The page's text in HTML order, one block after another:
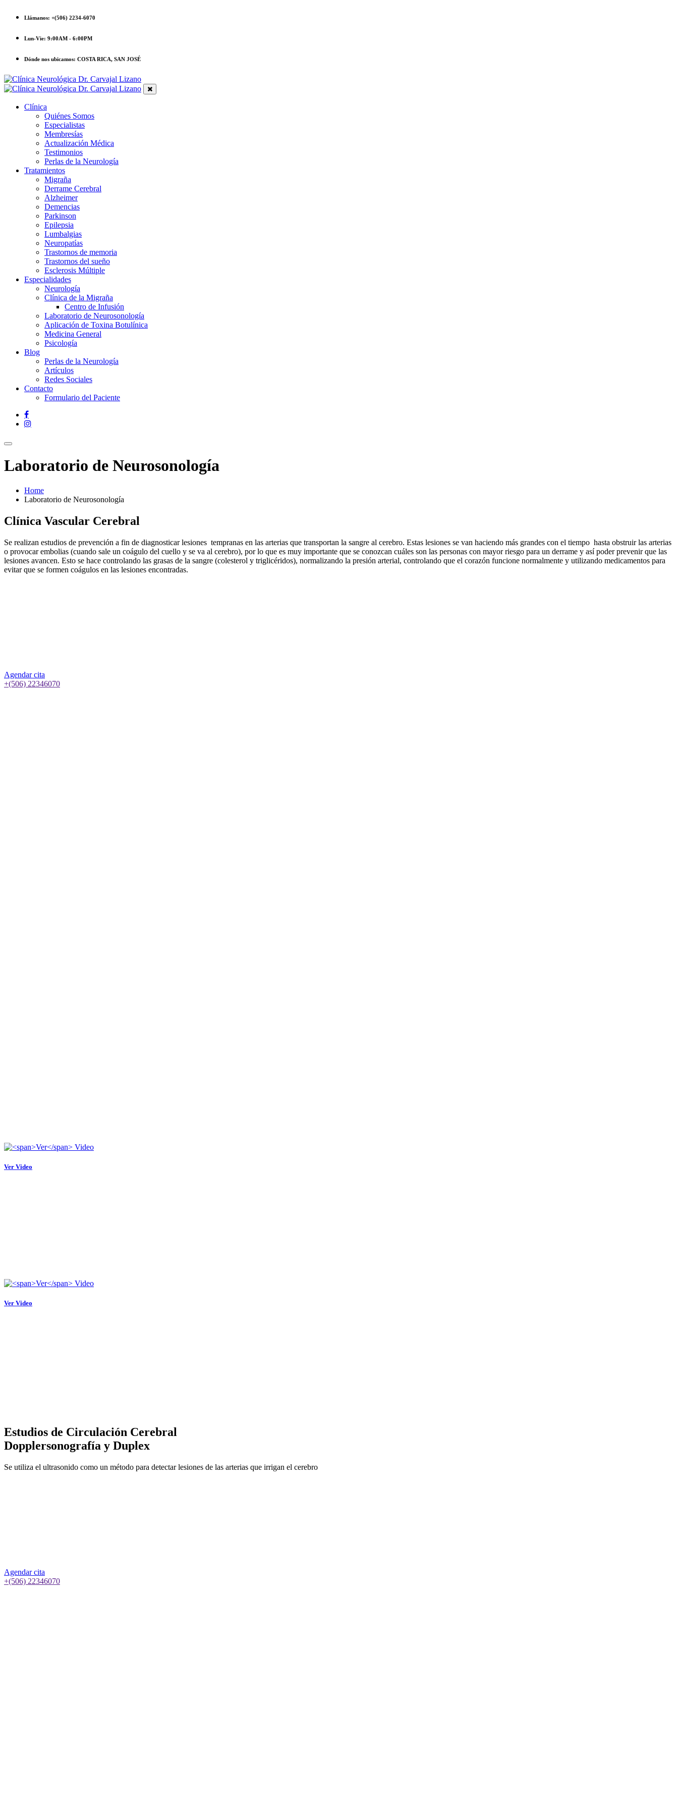
Llámanos: +(506) 2234-6070
Lun-Vie: 9:00AM - 6:00PM
Dónde nos ubicamos: COSTA RICA, SAN JOSÉ
Clínica
Quiénes Somos
Especialistas
Membresías
Actualización Médica
Testimonios
Perlas de la Neurología
Tratamientos
Migraña
Derrame Cerebral
Alzheimer
Demencias
Parkinson
Epilepsia
Lumbalgias
Neuropatías
Trastornos de memoria
Trastornos del sueño
Esclerosis Múltiple
Especialidades
Neurología
Clínica de la Migraña
Centro de Infusión
Laboratorio de Neurosonología
Aplicación de Toxina Botulínica
Medicina General
Psicología
Blog
Perlas de la Neurología
Artículos
Redes Sociales
Contacto
Formulario del Paciente
Laboratorio de Neurosonología
Home
Laboratorio de Neurosonología
Clínica Vascular Cerebral
Se realizan estudios de prevención a fin de diagnosticar lesiones tempranas en las arterias que transportan la sangre al cerebro. Estas lesiones se van haciendo más grandes con el tiempo hasta obstruir las arterias
o provocar embolias (cuando sale un coágulo del cuello y se va al cerebro), por lo que es muy importante que se conozcan cuáles son las personas con mayor riesgo para un derrame y así poder prevenir que las
lesiones avancen. Esto se hace controlando las grasas de la sangre (colesterol y triglicéridos), normalizando la presión arterial, controlando que el corazón funcione normalmente y utilizando medicamentos para
evitar que se formen coágulos en las lesiones encontradas.
Agendar cita
+(506) 22346070
Ver Video
Ver Video
Estudios de Circulación Cerebral
Dopplersonografía y Duplex
Se utiliza el ultrasonido como un método para detectar lesiones de las arterias que irrigan el cerebro
Agendar cita
+(506) 22346070